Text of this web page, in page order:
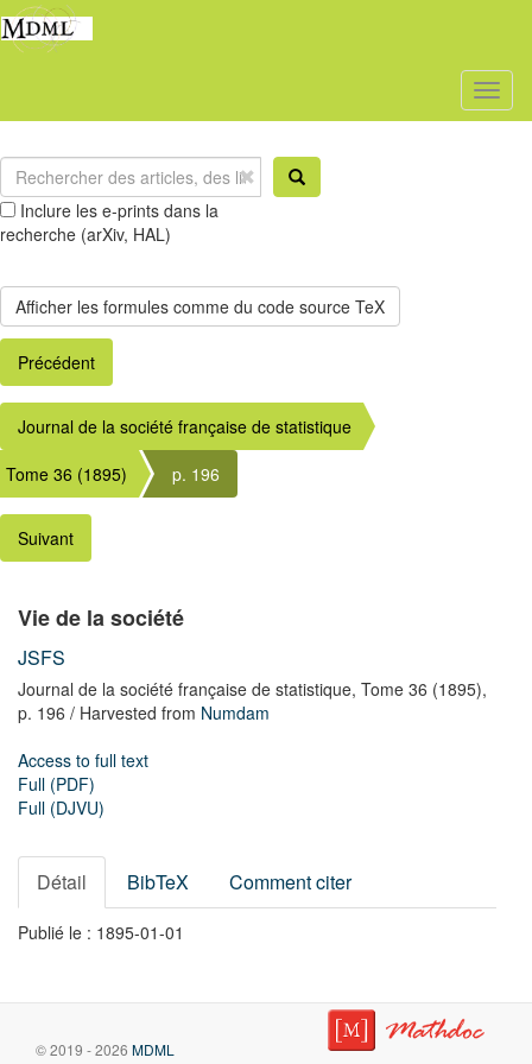
Inclure les e-prints dans la
recherche (arXiv, HAL)
Précédent
Journal de la société française de statistique
Tome 36 (1895)
p. 196
Suivant
Vie de la société
JSFS
Journal de la société française de statistique, Tome 36 (1895),
p. 196 / Harvested from Numdam
Access to full text
Full (PDF)
Full (DJVU)
Détail BibTeX Comment citer
Publié le : 1895-01-01
© 2019 - 2026 MDML